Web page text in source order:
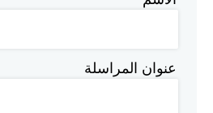
عنوان المراسلة